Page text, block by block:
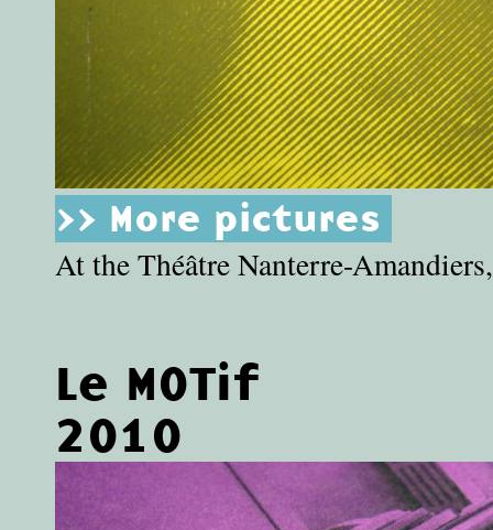
>> More pictures
At the Théâtre Nanterre-
Le MOTif
2010